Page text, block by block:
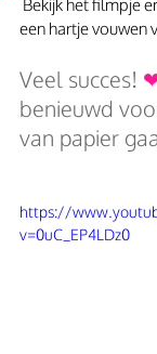
een hartje vouwen
Veel succes!
benieuwd
van papier
https://
v=0uC_EP4LDz0